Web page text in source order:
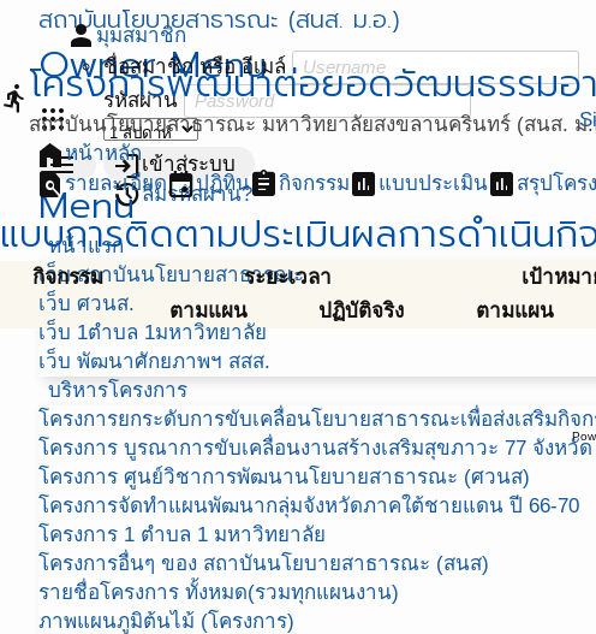
สถาบันนโยบายสาธารณะ (สนส. ม.อ.)
Owner Menu
apps
personมุมสมาชิก
ชื่อสมาชิก หรือ อีเมล์
รหัสผ่าน
loginเข้าสู่ระบบ
restoreลืมรหัสผ่าน?
menu
Menu
หน้าแรก
เว็บ สถาบันนโยบายสาธารณะ
เว็บ ศวนส.
เว็บ 1ตำบล 1มหาวิทยาลัย
เว็บ พัฒนาศักยภาพฯ สสส.
บริหารโครงการ
โครงการยกระดับการขับเคลื่อนโยบายสาธารณะเพื่อส่งเสริมกิจ
โครงการ บูรณาการขับเคลื่อนงานสร้างเสริมสุขภาวะ 77 จังหวัด
โครงการ ศูนย์วิชาการพัฒนานโยบายสาธารณะ (ศวนส)
โครงการจัดทำแผนพัฒนากลุ่มจังหวัดภาคใต้ชายแดน ปี 66-70
โครงการ 1 ตำบล 1 มหาวิทยาลัย
โครงการอื่นๆ ของ สถาบันนโยบายสาธารณะ (สนส)
รายชื่อโครงการ ทั้งหมด(รวมทุกแผนงาน)
ภาพแผนภูมิต้นไม้ (โครงการ)
directions_runโครงการพัฒนาต่อยอดวัฒนธรรมอ
สถาบันนโยบายสาธารณะ มหาวิทยาลัยสงขลานครินทร์ (สนส. ม
homeหน้าหลัก
find_in_pageรายละเอียดeventปฏิทินassignmentกิจกรรมassessment แบบประเมินassessment สรุปโคร
แบบการติดตามประเมินผลการดำเนิน
กิจกรรม ระยะเวลา เป้าหม
ตามแผน
ปฏิบัติจริง ตามแผน